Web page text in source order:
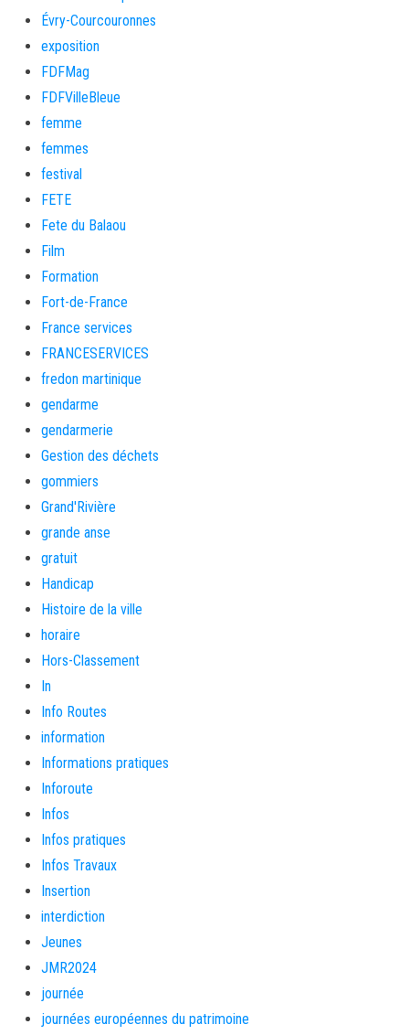
Évry-Courcouronnes
exposition
FDFMag
FDFVilleBleue
femme
femmes
festival
FETE
Fete du Balaou
Film
Formation
Fort-de-France
France services
FRANCESERVICES
fredon martinique
gendarme
gendarmerie
Gestion des déchets
gommiers
Grand'Rivière
grande anse
gratuit
Handicap
Histoire de la ville
horaire
Hors-Classement
In
Info Routes
information
Informations pratiques
Inforoute
Infos
Infos pratiques
Infos Travaux
Insertion
interdiction
Jeunes
JMR2024
journée
journées européennes du patrimoine